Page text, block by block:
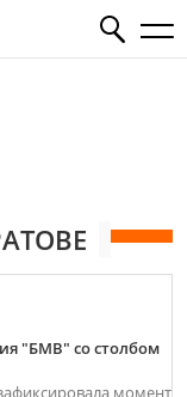
"БМВ" со столбом
момент